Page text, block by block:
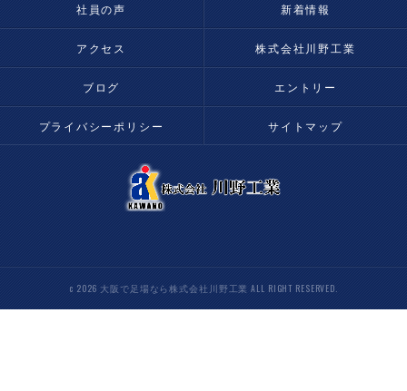
社員の声 新着情報
アクセス 株式会社川野工業
ブログ エントリー
プライバシーポリシー サイトマップ
c 2026 大阪で足場なら株式会社川野工業 ALL RIGHT RESERVED.